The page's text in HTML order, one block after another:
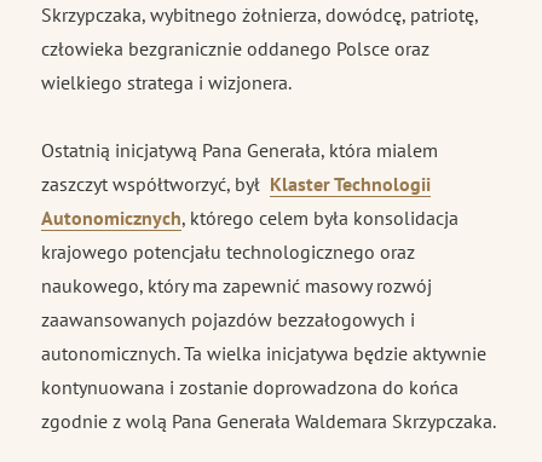
Skrzypczaka, wybitnego żołnierza, dowódcę, patriotę,
człowieka bezgranicznie oddanego Polsce oraz
wielkiego stratega i wizjonera.
Ostatnią inicjatywą Pana Generała, która mialem
zaszczyt współtworzyć, był Klaster Technologii
Autonomicznych, którego celem była konsolidacja
krajowego potencjału technologicznego oraz
naukowego, który ma zapewnić masowy rozwój
zaawansowanych pojazdów bezzałogowych i
autonomicznych. Ta wielka inicjatywa będzie aktywnie
kontynuowana i zostanie doprowadzona do końca
zgodnie z wolą Pana Generała Waldemara Skrzypczaka.